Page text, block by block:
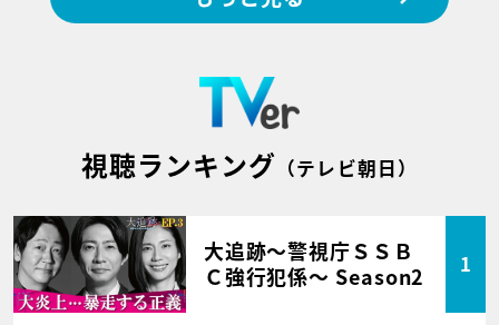
視聴ランキング （テレビ朝日）
大追跡～警視庁ＳＳＢ
Ｃ強行犯係～ Season2
1